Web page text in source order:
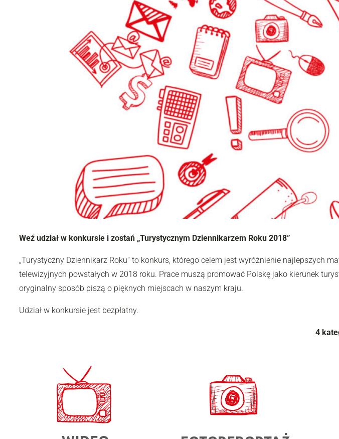
Weź udział w konkursie i zostań „Turystycznym Dziennikarzem Roku 2018”
„Turystyczny Dziennikarz Roku” to konkurs, którego celem jest wyróżnienie najlepszych
telewizyjnych powstałych w 2018 roku. Prace muszą promować Polskę jako kierunek
oryginalny sposób piszą o pięknych miejscach w naszym kraju.
Udział w konkursie jest bezpłatny.
4